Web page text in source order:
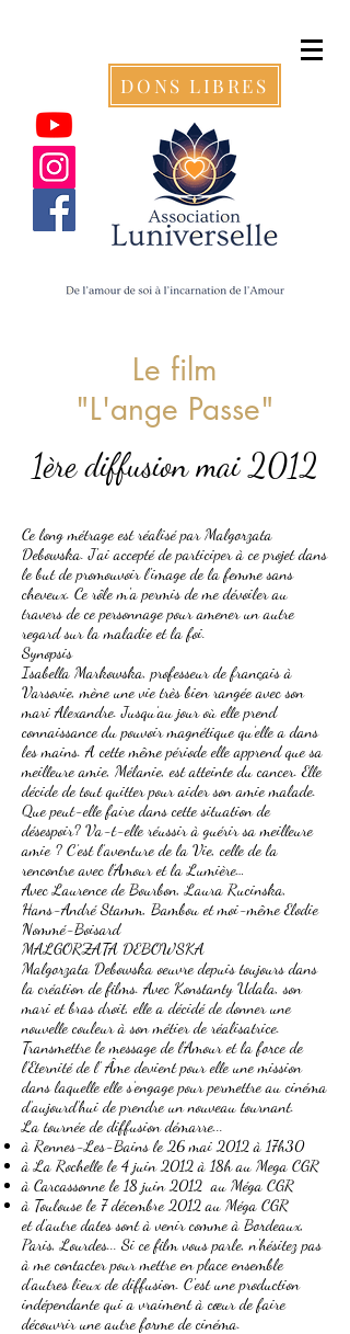
DONS LIBRES
Le film
"L'ange Passe"
1ère diffusion mai 2012
Ce long métrage est réalisé par Malgorzata
Debowska. J'ai accepté de participer à ce projet dans
le but de promouvoir l'image de la femme sans
cheveux. Ce rôle m'a permis de me dévoiler au
travers de ce personnage pour amener un autre
regard sur la maladie et la foi.
Synopsis
Isabella Markowska, professeur de français à
Varsovie, mène une vie très bien rangée avec son
mari Alexandre. Jusqu’au jour où elle prend
connaissance du pouvoir magnétique qu’elle a dans
les mains. A cette même période elle apprend que sa
meilleure amie, Mélanie, est atteinte du cancer. Elle
décide de tout quitter pour aider son amie malade.
Que peut-elle faire dans cette situation de
désespoir? Va-t-elle réussir à guérir sa meilleure
amie ? C’est l’aventure de la Vie, celle de la
rencontre avec l’Amour et la Lumière…
Avec Laurence de Bourbon, Laura Rucinska,
Hans-André Stamm, Bambou et moi-même Elodie
Nommé-Boisard
MALGORZATA DEBOWSKA
Malgorzata Debowska oeuvre depuis toujours dans
la création de films. Avec Konstanty Udala, son
mari et bras droit, elle a décidé de donner une
nouvelle couleur à son métier de réalisatrice.
Transmettre le message de l’Amour et la force de
l’Eternité de l’ Âme devient pour elle une mission
dans laquelle elle s’engage pour permettre au cinéma
d’aujourd’hui de prendre un nouveau tournant.
La tournée de diffusion démarre...
à Rennes-Les-Bains le 26 mai 2012 à 17h30
à La Rochelle le 4 juin 2012 à 18h au Mega CGR
à Carcassonne le 18 juin 2012 au Méga CGR
à Toulouse le 7 décembre 2012 au Méga CGR
et d'autre dates sont à venir comme à Bordeaux,
Paris, Lourdes... Si ce film vous parle, n'hésitez pas
à me contacter pour mettre en place ensemble
d'autres lieux de diffusion. C'est une production
indépendante qui a vraiment à cœur de faire
découvrir une autre forme de cinéma.